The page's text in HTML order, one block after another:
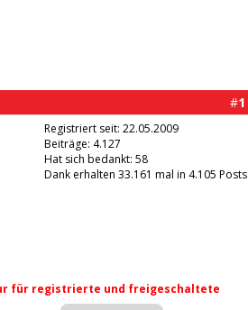
#1
Registriert seit: 22.05.2009
Beiträge: 4.127
Hat sich bedankt: 58
Dank erhalten 33.161 mal in 4.105 Posts
für registrierte und freigeschaltete